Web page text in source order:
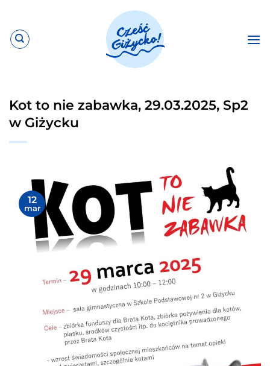
zawartości
Kot to nie zabawka, 29.03.2025, Sp2
w Giżycku
12
mar